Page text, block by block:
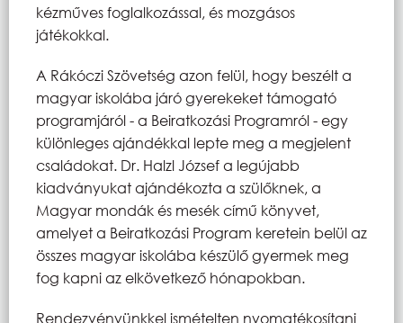
kézműves foglalkozással, és mozgásos
játékokkal.
A Rákóczi Szövetség azon felül, hogy beszélt a
magyar iskolába járó gyerekeket támogató
programjáról - a Beiratkozási Programról - egy
különleges ajándékkal lepte meg a megjelent
családokat. Dr. Halzl József a legújabb
kiadványukat ajándékozta a szülőknek, a
Magyar mondák és mesék című könyvet,
amelyet a Beiratkozási Program keretein belül az
összes magyar iskolába készülő gyermek meg
fog kapni az elkövetkező hónapokban.
Rendezvényünkkel ismételten nyomatékosítani